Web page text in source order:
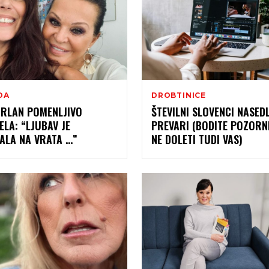
POMENLJIVO
“LJUBAV JE
NA VRATA …”
DROBTINICE
ŠTEVILNI SLOVENCI
PREVARI (BODITE
NE DOLETI TUDI VAS)